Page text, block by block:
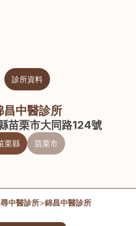
診所資料
昌中醫診所
苗栗市大同路124號
栗縣 苗栗市
中醫診所>錦昌中醫診所